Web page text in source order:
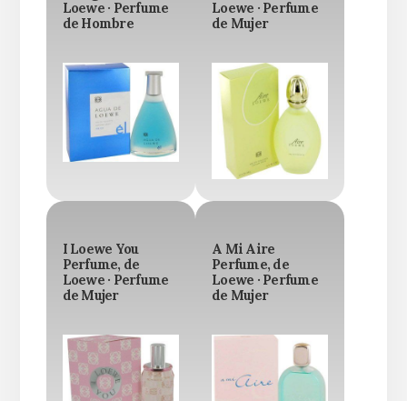
Loewe · Perfume
de Hombre
Loewe · Perfume
de Mujer
I Loewe You
Perfume, de
Loewe · Perfume
de Mujer
A Mi Aire
Perfume, de
Loewe · Perfume
de Mujer